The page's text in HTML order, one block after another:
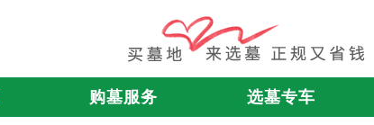
购墓服务 选墓专车